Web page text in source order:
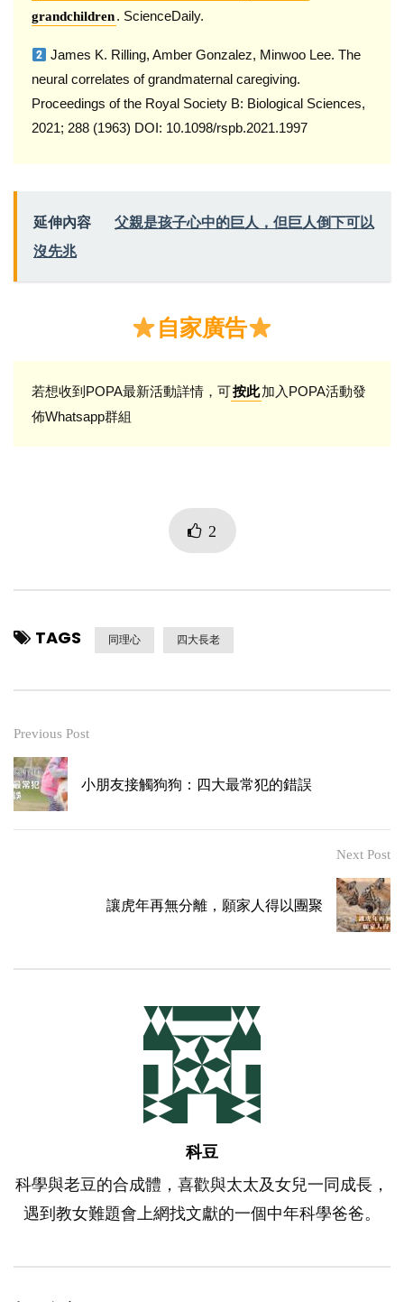
grandchildren. ScienceDaily.
James K. Rilling, Amber Gonzalez, Minwoo Lee. The
neural correlates of grandmaternal caregiving.
Proceedings of the Royal Society B: Biological Sciences,
2021; 288 (1963) DOI: 10.1098/rspb.2021.1997
延伸內容
父親是孩子心中的巨人，但巨人倒下可以
沒先兆
自家廣告
若想收到POPA最新活動詳情，可按此加入POPA活動發
佈Whatsapp群組
2
TAGS 同理心 四大長老
Previous Post
小朋友接觸狗狗：四大最常犯的錯誤
Next Post
讓虎年再無分離，願家人得以團聚
科豆
科學與老豆的合成體，喜歡與太太及女兒一同成長，
遇到教女難題會上網找文獻的一個中年科學爸爸。